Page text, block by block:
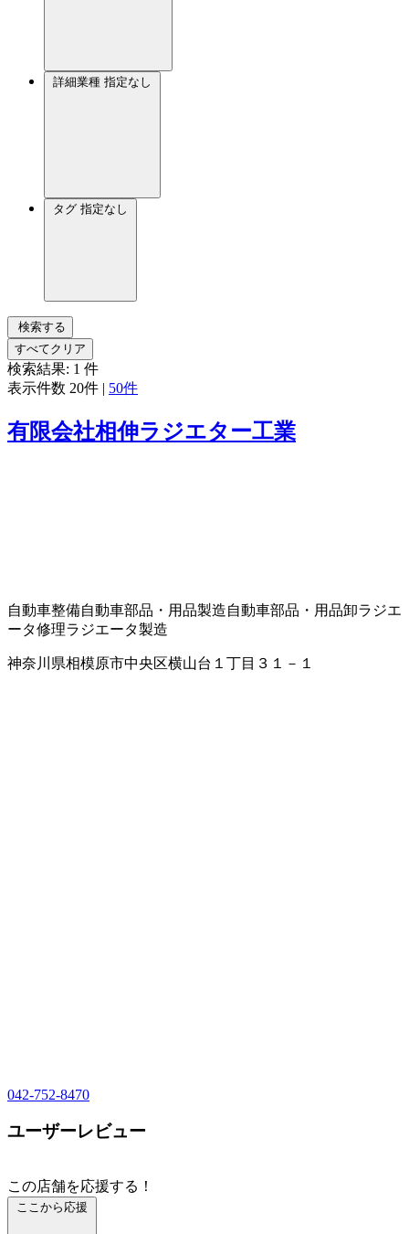
詳細業種 指定なし
タグ 指定なし
検索する
すべてクリア
検索結果: 1 件
表示件数 20件 | 50件
有限会社相伸ラジエター工業
自動車整備自動車部品・用品製造自動車部品・用品卸ラジエ
ータ修理ラジエータ製造
神奈川県相模原市中央区横山台１丁目３１－１
042-752-8470
ユーザーレビュー
この店舗を応援する！
ここから応援